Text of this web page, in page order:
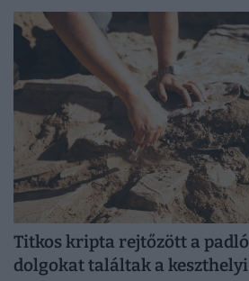
Titkos kripta rejtőzött a
dolgokat találtak a